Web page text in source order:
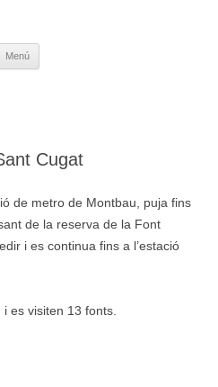
Menú
Cugat
de metro de Montbau, puja fins
de la reserva de la Font
i es continua fins a l’estació
es visiten 13 fonts.